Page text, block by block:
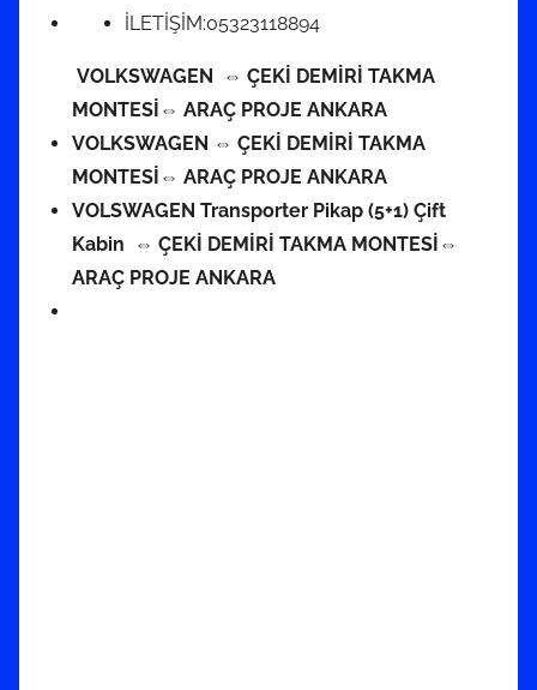
İLETİŞİM:05323118894
VOLKSWAGEN ⇔ ÇEKİ DEMİRİ TAKMA
MONTESİ⇔ ARAÇ PROJE ANKARA
VOLKSWAGEN ⇔ ÇEKİ DEMİRİ TAKMA
MONTESİ⇔ ARAÇ PROJE ANKARA
VOLSWAGEN Transporter Pikap (5+1) Çift
Kabin ⇔ ÇEKİ DEMİRİ TAKMA MONTESİ⇔
ARAÇ PROJE ANKARA